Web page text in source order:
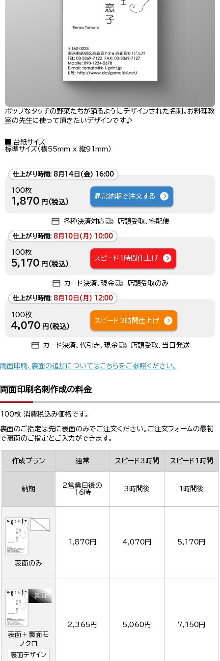
ポップなタッチの野菜たちが踊るようにデザインされた名刺。お料理教
室の先生に使って頂きたいデザインです♪
台紙サイズ
標準サイズ（横55mm x 縦91mm）
仕上がり時間: 8月14日(金) 16:00
100枚
1,870 円（税込）
通常納期で注文する
各種決済対応 店頭受取、宅配便
仕上がり時間: 8月10日(月) 10:00
100枚
5,170 円（税込）
スピード1時間仕上げ
カード決済、現金 店頭受取のみ
仕上がり時間: 8月10日(月) 12:00
100枚
4,070 円（税込）
スピード3時間仕上げ
カード決済、代引き、現金 店頭受取、当日発送
両面印刷、裏面の追加についてはこちらをご参照ください。
両面印刷名刺作成の料金
100枚 消費税込み価格です。
裏面のご指定は先に表面のみでご注文ください。ご注文フォームの最初
で裏面のご指定とご入力ができます。
作成プラン 通常 スピード3時間 スピード1時間
納期
2営業日後の
16時
3時間後 1時間後
表面のみ
1,870円 4,070円 5,170円
表面＋裏面モ
ノクロ
裏面デザイン
2,365円 5,060円 7,150円